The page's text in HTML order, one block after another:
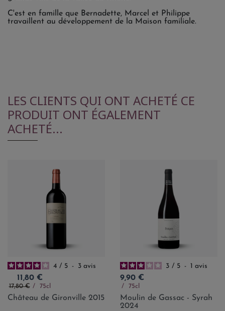
C'est en famille que Bernadette, Marcel et Philippe
travaillent au développement de la Maison familiale.
LES CLIENTS QUI ONT ACHETÉ CE
PRODUIT ONT ÉGALEMENT
ACHETÉ...
4 / 5 - 3 avis
Prix
11,80 €
Prix de base
17,80 € 75cl
Château de Gironville 2015
3 / 5 - 1 avis
Prix
9,90 €
75cl
Moulin de Gassac - Syrah
2024